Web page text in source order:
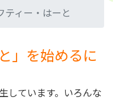
ティー・はーと
」を始めるに
しています。いろんな